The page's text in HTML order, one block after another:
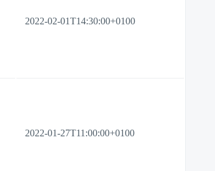
2022-02-01T14:30:00+0100
2022-01-27T11:00:00+0100